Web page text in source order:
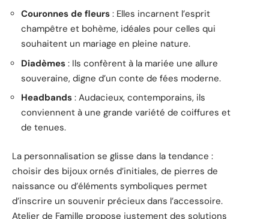
Couronnes de fleurs : Elles incarnent l’esprit
champêtre et bohème, idéales pour celles qui
souhaitent un mariage en pleine nature.
Diadèmes : Ils confèrent à la mariée une allure
souveraine, digne d’un conte de fées moderne.
Headbands : Audacieux, contemporains, ils
conviennent à une grande variété de coiffures et
de tenues.
La personnalisation se glisse dans la tendance :
choisir des bijoux ornés d’initiales, de pierres de
naissance ou d’éléments symboliques permet
d’inscrire un souvenir précieux dans l’accessoire.
Atelier de Famille propose justement des solutions